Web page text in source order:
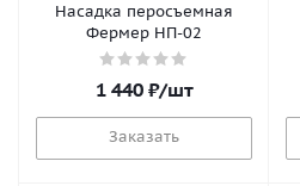
Насадка перосъемная
Фермер НП-02
1 440₽/шт
Заказать